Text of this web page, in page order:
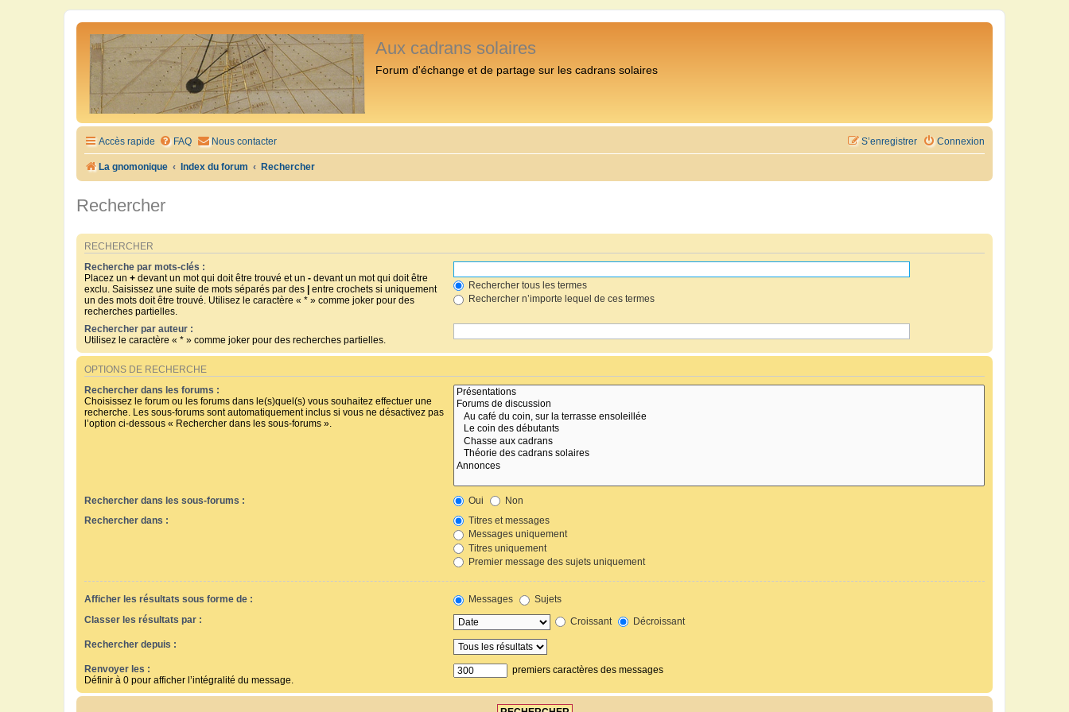
Aux cadrans solaires
Forum d'échange et de partage sur les cadrans solaires
Accès rapide FAQ Nous contacter Connexion
S’enregistrer
La gnomonique Index du forum Rechercher
Rechercher
RECHERCHER
Recherche par mots-clés :
Placez un + devant un mot qui doit être trouvé et un - devant un mot qui doit être
exclu. Saisissez une suite de mots séparés par des
entre crochets si uniquement
un des mots doit être trouvé. Utilisez le caractère « * » comme joker pour des
recherches partielles.
Rechercher tous les termes
Rechercher n’importe lequel de ces termes
Rechercher par auteur :
Utilisez le caractère « * » comme joker pour des recherches partielles.
OPTIONS DE RECHERCHE
Rechercher dans les forums :
Choisissez le forum ou les forums dans le(s)quel(s) vous souhaitez effectuer une
recherche. Les sous-forums sont automatiquement inclus si vous ne désactivez pas
l’option ci-dessous « Rechercher dans les sous-forums ».
Rechercher dans les sous-forums : Oui
Non
Rechercher dans :
Titres et messages
Messages uniquement
Titres uniquement
Premier message des sujets uniquement
Afficher les résultats sous forme de : Messages
Sujets
Classer les résultats par :
Croissant Décroissant
Rechercher depuis :
Renvoyer les :
Définir à 0 pour afficher l’intégralité du message.
premiers caractères des messages